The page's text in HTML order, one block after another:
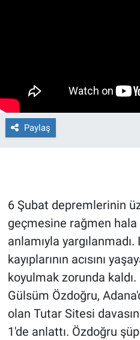
Paylaş
6 Şubat depremlerinin
geçmesine rağmen
anlamıyla
kayıplarının acısını
koyulmak zorunda
Gülsüm Özdoğru,
olan Tutar Sitesi
1'de anlattı. Özdoğru
Gün Başlıyor
Gün Bitiyor
Günün görüntüsü
Haber
İlan
Koronavirüs